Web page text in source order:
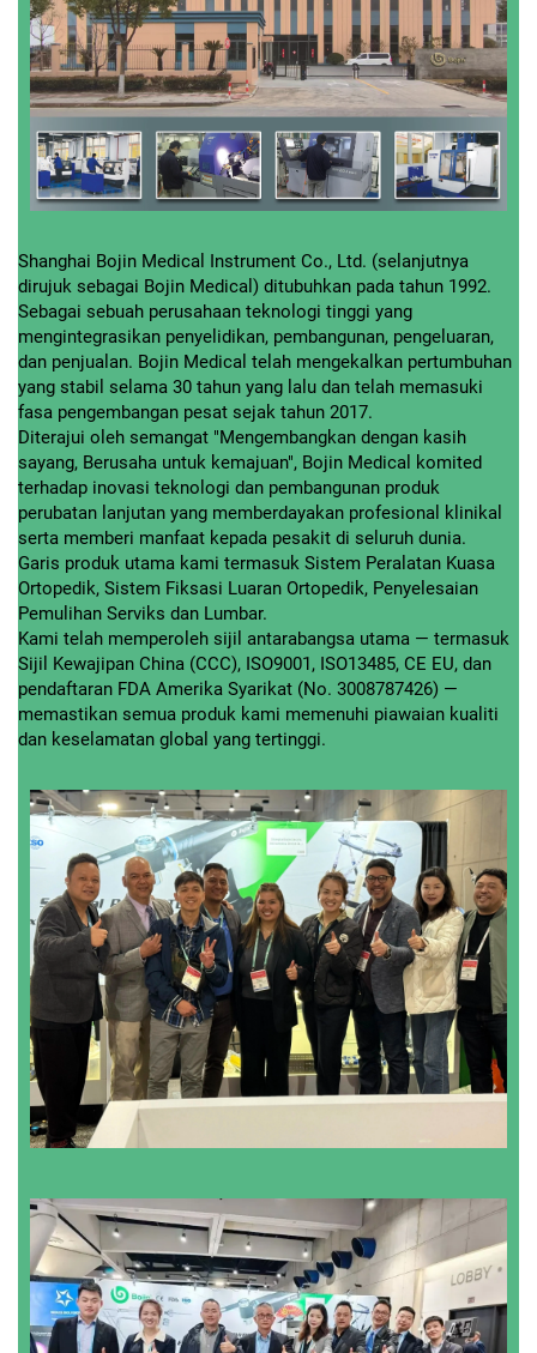
Shanghai Bojin Medical Instrument Co., Ltd. (selanjutnya
dirujuk sebagai Bojin Medical) ditubuhkan pada tahun 1992.
Sebagai sebuah perusahaan teknologi tinggi yang
mengintegrasikan penyelidikan, pembangunan, pengeluaran,
dan penjualan. Bojin Medical telah mengekalkan pertumbuhan
yang stabil selama 30 tahun yang lalu dan telah memasuki
fasa pengembangan pesat sejak tahun 2017.
Diterajui oleh semangat "Mengembangkan dengan kasih
sayang, Berusaha untuk kemajuan", Bojin Medical komited
terhadap inovasi teknologi dan pembangunan produk
perubatan lanjutan yang memberdayakan profesional klinikal
serta memberi manfaat kepada pesakit di seluruh dunia.
Garis produk utama kami termasuk Sistem Peralatan Kuasa
Ortopedik, Sistem Fiksasi Luaran Ortopedik, Penyelesaian
Pemulihan Serviks dan Lumbar.
Kami telah memperoleh sijil antarabangsa utama — termasuk
Sijil Kewajipan China (CCC), ISO9001, ISO13485, CE EU, dan
pendaftaran FDA Amerika Syarikat (No. 3008787426) —
memastikan semua produk kami memenuhi piawaian kualiti
dan keselamatan global yang tertinggi.